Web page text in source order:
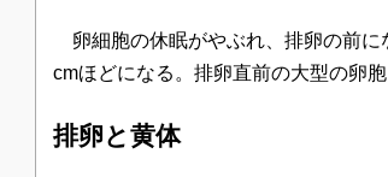
卵細胞の休眠がやぶれ、排卵の前に
cmほどになる。排卵直前の大型の卵胞
排卵と黄体